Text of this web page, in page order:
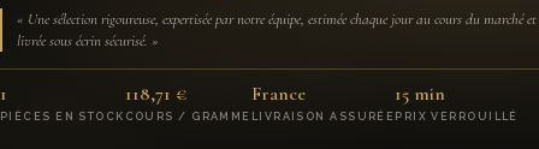
« Une sélection rigoureuse, expertisée par notre équipe, estimée chaque jour au cours du marché et
livrée sous écrin sécurisé. »
1
PIÈCES EN STOCK
118,71 €
COURS / GRAMME
France
LIVRAISON ASSURÉE
15 min
PRIX VERROUILLÉ